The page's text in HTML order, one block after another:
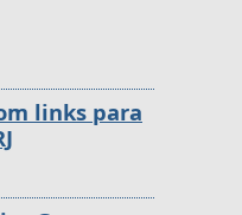
links para